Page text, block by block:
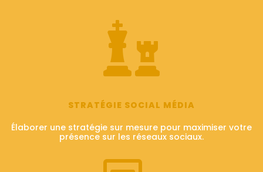

STRATÉGIE SOCIAL MÉDIA
Élaborer une stratégie sur mesure pour maximiser votre
présence sur les réseaux sociaux.